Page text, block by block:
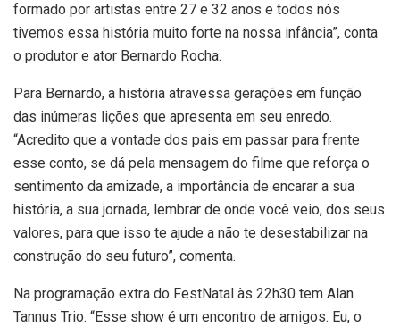
formado por artistas entre 27 e 32 anos e todos nós
tivemos essa história muito forte na nossa infância”, conta
o produtor e ator Bernardo Rocha.
Para Bernardo, a história atravessa gerações em função
das inúmeras lições que apresenta em seu enredo.
“Acredito que a vontade dos pais em passar para frente
esse conto, se dá pela mensagem do filme que reforça o
sentimento da amizade, a importância de encarar a sua
história, a sua jornada, lembrar de onde você veio, dos seus
valores, para que isso te ajude a não te desestabilizar na
construção do seu futuro”, comenta.
Na programação extra do FestNatal às 22h30 tem Alan
Tannus Trio. “Esse show é um encontro de amigos. Eu, o